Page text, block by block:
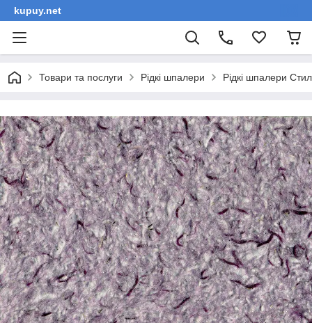
kupuy.net
Товари та послуги Рідкі шпалери Рідкі шпалери